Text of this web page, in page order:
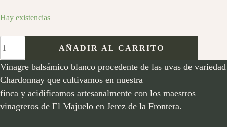
Hay existencias
BALSAMICO
BLANCO
CHARDONNAY
250
ML
cantidad
AÑADIR AL CARRITO
Vinagre balsámico blanco procedente de las uvas de variedad
Chardonnay que cultivamos en nuestra
finca y acidificamos artesanalmente con los maestros
vinagreros de El Majuelo en Jerez de la Frontera.